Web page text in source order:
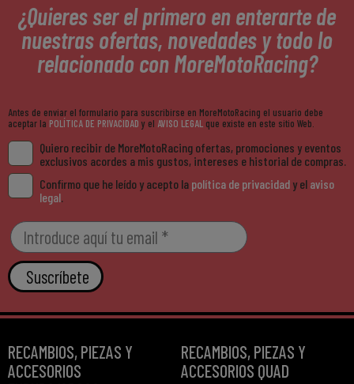
¿Quieres ser el primero en enterarte de
nuestras ofertas, novedades y todo lo
relacionado con MoreMotoRacing?
Antes de enviar el formulario para suscribirse en MoreMotoRacing el usuario debe
aceptar la POLÍTICA DE PRIVACIDAD y el AVISO LEGAL que existe en este sitio Web.
Quiero recibir de MoreMotoRacing ofertas, promociones y eventos
exclusivos acordes a mis gustos, intereses e historial de compras.
Confirmo que he leído y acepto la política de privacidad y el aviso
legal
Suscríbete
RECAMBIOS, PIEZAS Y
ACCESORIOS
RECAMBIOS, PIEZAS Y
ACCESORIOS QUAD